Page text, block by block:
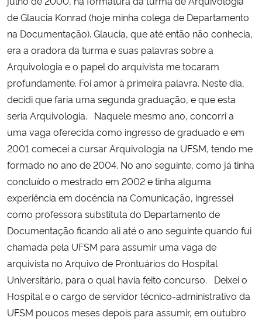
de Glaucia Konrad (hoje minha colega de Departamento
na Documentação). Glaucia, que até então não conhecia,
era a oradora da turma e suas palavras sobre a
Arquivologia e o papel do arquivista me tocaram
profundamente. Foi amor à primeira palavra. Neste dia,
decidi que faria uma segunda graduação, e que esta
seria Arquivologia. Naquele mesmo ano, concorri a
uma vaga oferecida como ingresso de graduado e em
2001 comecei a cursar Arquivologia na UFSM, tendo me
formado no ano de 2004. No ano seguinte, como já tinha
concluído o mestrado em 2002 e tinha alguma
experiência em docência na Comunicação, ingressei
como professora substituta do Departamento de
Documentação ficando ali até o ano seguinte quando fui
chamada pela UFSM para assumir uma vaga de
arquivista no Arquivo de Prontuários do Hospital
Universitário, para o qual havia feito concurso. Deixei o
Hospital e o cargo de servidor técnico-administrativo da
UFSM poucos meses depois para assumir, em outubro